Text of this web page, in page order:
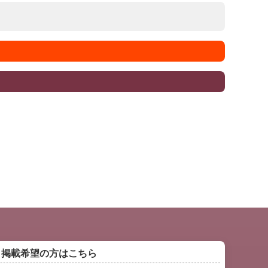
掲載希望の方はこちら